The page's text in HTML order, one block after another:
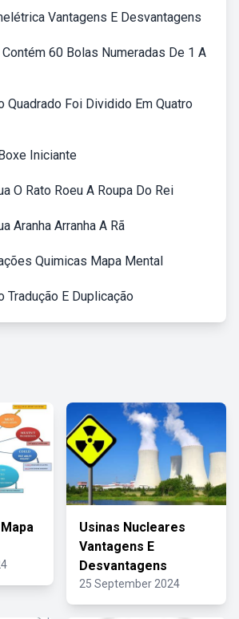
Vantagens E Desvantagens
Contém 60 Bolas Numeradas De 1 A
Quadrado Foi Dividido Em Quatro
Iniciante
O Rato Roeu A Roupa Do Rei
Aranha Arranha A Rã
Quimicas Mapa Mental
Tradução E Duplicação
Usinas Nucleares
Vantagens E
Desvantagens
25 September 2024